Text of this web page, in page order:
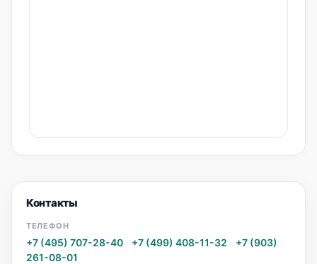
Контакты
ТЕЛЕФОН
+7 (495) 707-28-40 +7 (499) 408-11-32
+7 (903)
261-08-01